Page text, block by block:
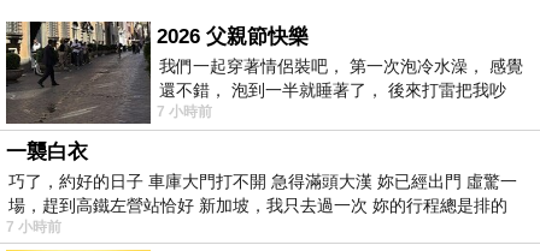
2026 父親節快樂
我們一起穿著情侶裝吧， 第一次泡冷水澡， 感覺
還不錯， 泡到一半就睡著了， 後來打雷把我吵
醒， 手
7 小時前
一襲白衣
巧了，約好的日子 車庫大門打不開 急得滿頭大漢 妳已經出門 虛驚一
場，趕到高鐵左營站恰好 新加坡，我只去過一次 妳的行程總是排的
7 小時前